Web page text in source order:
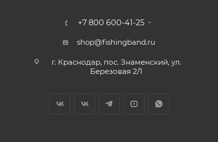
+7 800 600-41-25
shop@fishingband.ru
г. Краснодар, пос. Знаменский, ул.
Березовая 2/1